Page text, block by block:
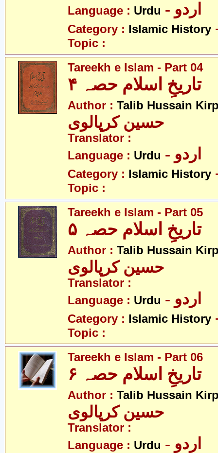
Language : Urdu - اردو
Category : Islamic History
Topic :
Tareekh e Islam - Part 04
تاریخِ اسلام حصہ ۴
Author : Talib Hussain
حسین کرپالوی
Translator :
Language : Urdu - اردو
Category : Islamic History
Topic :
Tareekh e Islam - Part 05
تاریخِ اسلام حصہ ۵
Author : Talib Hussain
حسین کرپالوی
Translator :
Language : Urdu - اردو
Category : Islamic History
Topic :
Tareekh e Islam - Part 06
تاریخِ اسلام حصہ ۶
Author : Talib Hussain
حسین کرپالوی
Translator :
Language : Urdu - اردو